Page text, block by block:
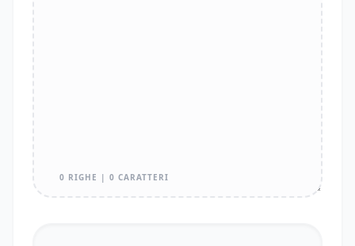
0 RIGHE | 0 CARATTERI